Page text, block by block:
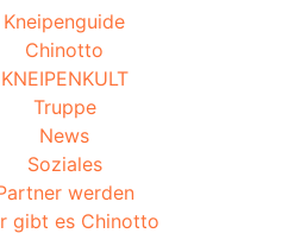
Kneipenguide
Chinotto
KNEIPENKULT
Truppe
News
Soziales
werden
gibt es Chinotto